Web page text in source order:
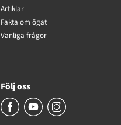
Artiklar
Fakta om ögat
Vanliga frågor
Följ oss